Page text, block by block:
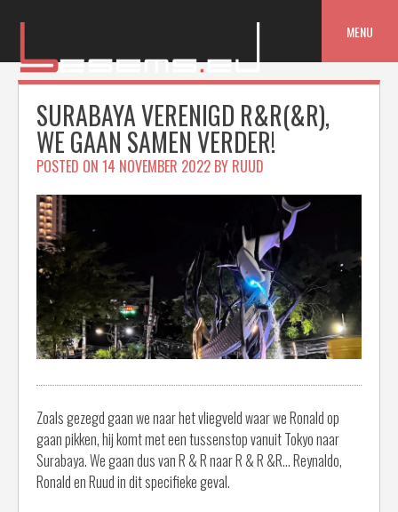
MENU
SURABAYA VERENIGD R&R(&R),
WE GAAN SAMEN VERDER!
POSTED ON 14 NOVEMBER 2022 BY RUUD
Zoals gezegd gaan we naar het vliegveld waar we Ronald op
gaan pikken, hij komt met een tussenstop vanuit Tokyo naar
Surabaya. We gaan dus van R & R naar R & R &R… Reynaldo,
Ronald en Ruud in dit specifieke geval.